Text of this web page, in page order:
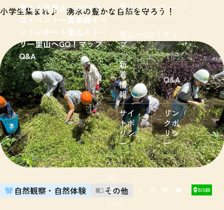
里山とは里山へGO！と
はイベント一覧準備イベ
ントレポート 里山ストー
リー里山へGO！マップ
Q&A
里山ストーリー
里山へGO！マッ
プ
新
着
情
報
Q&A
サイ
トポ
リシ
ー
リン
クポ
リシ
ー
公
式
SNS
小学生集まれ♪ 湧水の豊かな自然を守ろう！
自然観察・自然体験 その他